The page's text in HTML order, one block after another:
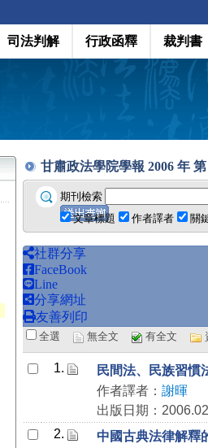
司法判解 行政函釋 裁判書
甘肅政法學院學報 2006 年 第
期刊檢索
文章標題
作者譯者 關
社群分享
FaceBook
Line
分享網址
友善列印
全選 無全文 有全文
1.
民間法、民族習慣
作者譯者： 謝暉
出版日期：
2.
中國古典法律解釋